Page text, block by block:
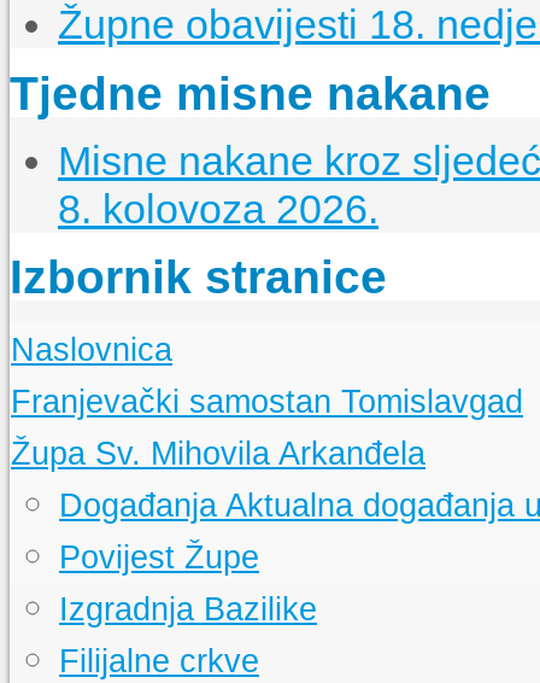
Župne obavijesti 18.
Tjedne misne nakane
Misne nakane kroz
8. kolovoza 2026.
Izbornik stranice
Naslovnica
Franjevački samostan Tomislavgad
Kršćanstvo na duvanjskom području
Izgradnja samostana u Tomislavgradu
Samostanski arhiv
Župa Sv. Mihovila Arkanđela
Događanja Aktualna događanja
Povijest Župe
Izgradnja Bazilike
Filijalne crkve